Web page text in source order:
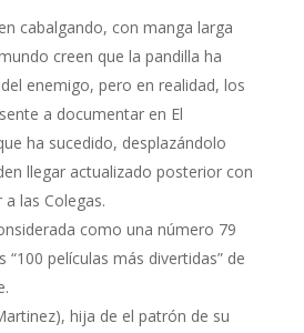
cabalgando, con manga larga
creen que la pandilla ha
enemigo, pero en realidad, los
a documentar en El
ha sucedido, desplazándolo
llegar actualizado posterior con
las Colegas.
como una número 79
“100 películas más divertidas” de
hija de el patrón de su